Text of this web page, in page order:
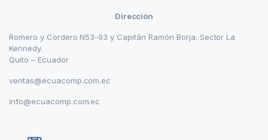
Dirección
Romero y Cordero N53-93 y Capitán Ramón Borja. Sector La
Kennedy.
Quito – Ecuador
ventas@ecuacomp.com.ec
info@ecuacomp.com.ec